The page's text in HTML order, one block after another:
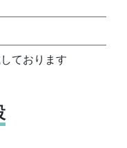
ております